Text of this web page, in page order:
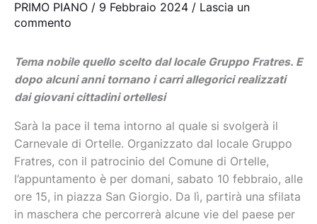
PRIMO PIANO / 9 Febbraio 2024 / Lascia un
commento
Tema nobile quello scelto dal locale Gruppo Fratres. E
dopo alcuni anni tornano i carri allegorici realizzati
dai giovani cittadini ortellesi
Sarà la pace il tema intorno al quale si svolgerà il
Carnevale di Ortelle. Organizzato dal locale Gruppo
Fratres, con il patrocinio del Comune di Ortelle,
l’appuntamento è per domani, sabato 10 febbraio, alle
ore 15, in piazza San Giorgio. Da lì, partirà una sfilata
in maschera che percorrerà alcune vie del paese per